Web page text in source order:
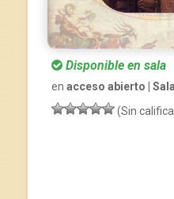
Disponible en sala
en acceso abierto |
(Sin